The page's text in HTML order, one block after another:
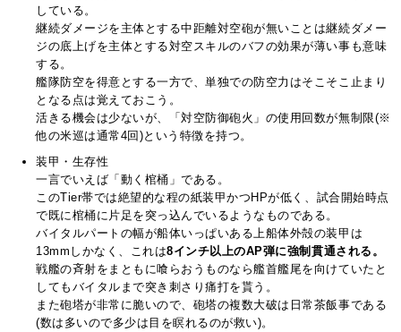
している。
継続ダメージを主体とする中距離対空砲が無いことは継続ダメー
ジの底上げを主体とする対空スキルのバフの効果が薄い事も意味
する。
艦隊防空を得意とする一方で、単独での防空力はそこそこ止まり
となる点は覚えておこう。
活きる機会は少ないが、「対空防御砲火」の使用回数が無制限(※
他の米巡は通常4回)という特徴を持つ。
装甲・生存性
一言でいえば「動く棺桶」である。
このTier帯では絶望的な程の紙装甲かつHPが低く、試合開始時点
で既に棺桶に片足を突っ込んでいるようなものである。
バイタルパートの幅が船体いっぱいある上船体外殻の装甲は
13mmしかなく、これは8インチ以上のAP弾に強制貫通される。
戦艦の斉射をまともに喰らおうものなら艦首艦尾を向けていたと
してもバイタルまで突き刺さり痛打を貰う。
また砲塔が非常に脆いので、砲塔の複数大破は日常茶飯事である
(数は多いので多少は目を瞑れるのが救い)。